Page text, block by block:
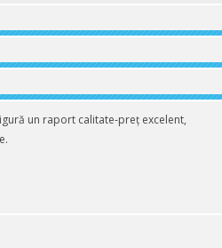
un raport calitate-preț excelent,